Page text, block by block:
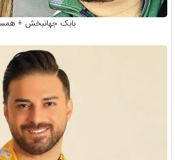
بابک جهانبخش + همسرش